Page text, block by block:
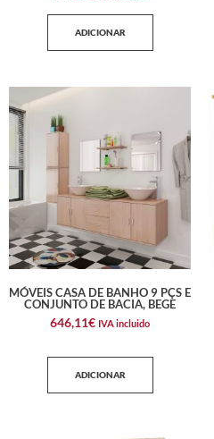
ADICIONAR
MÓVEIS CASA DE BANHO 9 PÇS E
CONJUNTO DE BACIA, BEGE
646,11€ IVA incluido
ADICIONAR